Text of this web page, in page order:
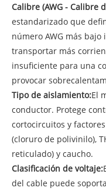
Calibre (AWG - Calibre
estandarizado que
número AWG más
transportar más
insuficiente para una
provocar
Tipo de aislamiento:El
conductor. Protege
cortocircuitos y
(cloruro de polivinilo),
reticulado) y caucho.
Clasificación de voltaje:
del cable puede